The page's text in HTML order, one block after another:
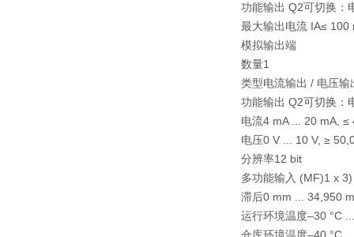
功能输出 Q2可切换：
最大输出电流 IA≤ 100
模拟输出端
数量1
类型电流输出 / 电压输
功能输出 Q2可切换：
电流4 mA ... 20 mA, ≤
电压0 V ... 10 V, ≥
分辨率12 bit
多功能输入 (MF)1 x 3)
滞后0 mm ... 34,950
运行环境温度–30 °C